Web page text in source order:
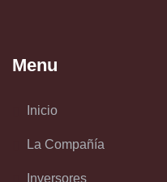
Menu
Inicio
La Compañía
Inversores